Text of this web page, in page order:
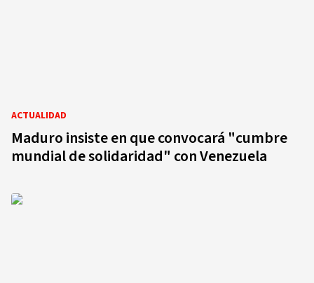
ACTUALIDAD
Maduro insiste en que convocará "cumbre
mundial de solidaridad" con Venezuela